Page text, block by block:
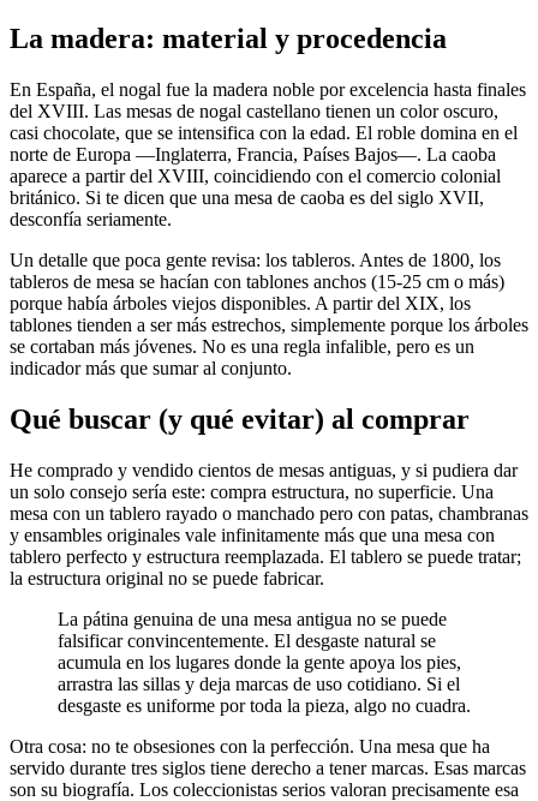
La madera: material y procedencia
En España, el nogal fue la madera noble por excelencia hasta finales
del XVIII. Las mesas de nogal castellano tienen un color oscuro,
casi chocolate, que se intensifica con la edad. El roble domina en el
norte de Europa —Inglaterra, Francia, Países Bajos—. La caoba
aparece a partir del XVIII, coincidiendo con el comercio colonial
británico. Si te dicen que una mesa de caoba es del siglo XVII,
desconfía seriamente.
Un detalle que poca gente revisa: los tableros. Antes de 1800, los
tableros de mesa se hacían con tablones anchos (15-25 cm o más)
porque había árboles viejos disponibles. A partir del XIX, los
tablones tienden a ser más estrechos, simplemente porque los árboles
se cortaban más jóvenes. No es una regla infalible, pero es un
indicador más que sumar al conjunto.
Qué buscar (y qué evitar) al comprar
He comprado y vendido cientos de mesas antiguas, y si pudiera dar
un solo consejo sería este: compra estructura, no superficie. Una
mesa con un tablero rayado o manchado pero con patas, chambranas
y ensambles originales vale infinitamente más que una mesa con
tablero perfecto y estructura reemplazada. El tablero se puede tratar;
la estructura original no se puede fabricar.
La pátina genuina de una mesa antigua no se puede
falsificar convincentemente. El desgaste natural se
acumula en los lugares donde la gente apoya los pies,
arrastra las sillas y deja marcas de uso cotidiano. Si el
desgaste es uniforme por toda la pieza, algo no cuadra.
Otra cosa: no te obsesiones con la perfección. Una mesa que ha
servido durante tres siglos tiene derecho a tener marcas. Esas marcas
son su biografía. Los coleccionistas serios valoran precisamente esa